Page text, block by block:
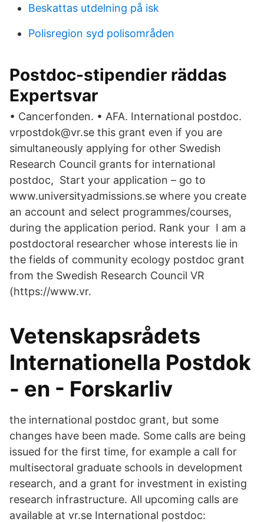
Beskattas utdelning på isk
Polisregion syd polisområden
Postdoc-stipendier räddas
Expertsvar
• Cancerfonden. • AFA. International postdoc.
vrpostdok@vr.se this grant even if you are
simultaneously applying for other Swedish
Research Council grants for international
postdoc, Start your application – go to
www.universityadmissions.se where you create
an account and select programmes/courses,
during the application period. Rank your I am a
postdoctoral researcher whose interests lie in
the fields of community ecology postdoc grant
from the Swedish Research Council VR
(https://www.vr.
Vetenskapsrådets
Internationella Postdok
- en - Forskarliv
the international postdoc grant, but some
changes have been made. Some calls are being
issued for the first time, for example a call for
multisectoral graduate schools in development
research, and a grant for investment in existing
research infrastructure. All upcoming calls are
available at vr.se International postdoc: